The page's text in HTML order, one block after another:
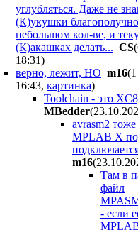
углубляться. Даже не
(К)укушки
небольшом кол-ве, и
(К)акашках делать... CS
18:31)
верно, лежит, НО m16
16:43, картинка)
Toolchain - это
MBedder
avrasm2
МPLAB X
m16
Там в
файл
- если